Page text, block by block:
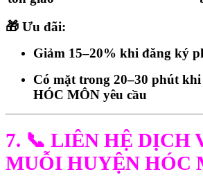
🎁 Ưu đãi:
Giảm 15–20% khi đăng ký
Có mặt trong 20–30 phút khi
HÓC MÔN yêu cầu
7. 📞 LIÊN HỆ DỊCH
MUỖI HUYỆN HÓC